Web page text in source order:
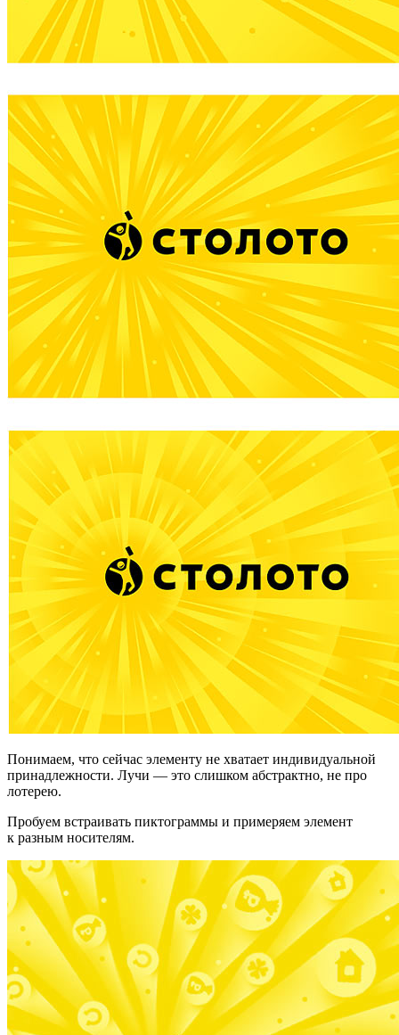
Понимаем, что сейчас элементу не хватает индивидуальной
принадлежности. Лучи — это слишком абстрактно, не про
лотерею.
Пробуем встраивать пиктограммы и примеряем элемент
к разным носителям.